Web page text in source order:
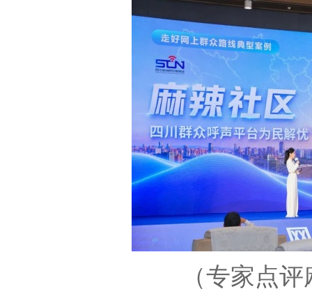
（专家点